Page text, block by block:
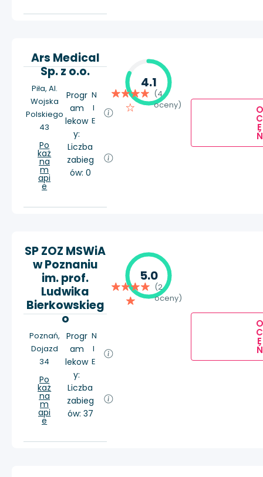
Ars Medical
Sp. z o.o.
Piła, Al.
Wojska
Polskiego
43
Po
każ
na
m
api
e
Progr
am
lekow
y:
N
I
E
Liczba
zabieg
ów: 0
4.1
(4
oceny)
O
C
E
Ń
SP ZOZ MSWiA
w Poznaniu
im. prof.
Ludwika
Bierkowskieg
o
Poznań,
Dojazd
34
Po
każ
na
m
api
e
Progr
am
lekow
y:
N
I
E
Liczba
zabieg
ów: 37
5.0
(2
oceny)
O
C
E
Ń